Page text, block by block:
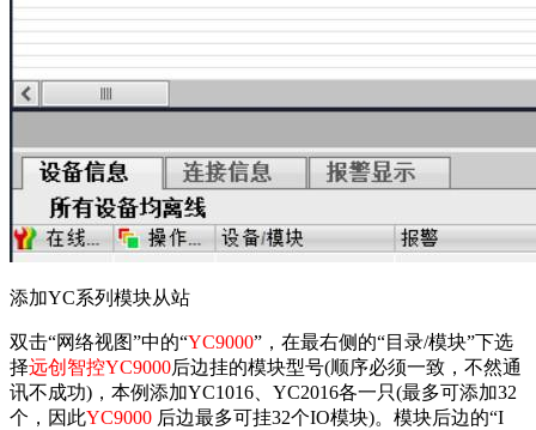
添加YC系列模块从站
双击“网络视图”中的“YC9000”，在最右侧的“目录/模块”下选
择远创智控YC9000后边挂的模块型号(顺序必须一致，不然通
讯不成功) ，本例添加YC1016 YC2016各一只(最多可添加32
个，因此YC9000 后边最多可挂32个IO模块)。模块后边的“I